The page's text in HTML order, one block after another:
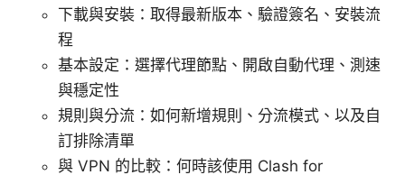
下載與安裝：取得最新版本、驗證簽名、安裝流
程
基本設定：選擇代理節點、開啟自動代理、測速
與穩定性
規則與分流：如何新增規則、分流模式、以及自
訂排除清單
與 VPN 的比較：何時該使用 Clash for